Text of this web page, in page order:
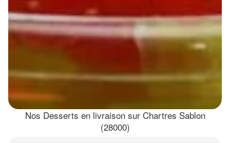
Nos Desserts en livraison sur Chartres Sablon
(28000)